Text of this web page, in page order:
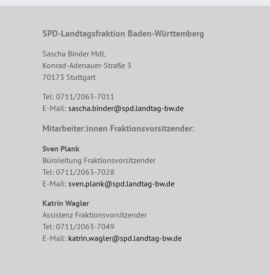
SPD-Landtagsfraktion Baden-Württemberg
Sascha Binder MdL
Konrad-Adenauer-Straße 3
70173 Stuttgart
Tel: 0711/2063-7011
E-Mail: sascha.binder@spd.landtag-bw.de
Mitarbeiter:innen Fraktionsvorsitzender:
Sven Plank
Büroleitung Fraktionsvorsitzender
Tel: 0711/2063-7028
E-Mail: sven.plank@spd.landtag-bw.de
Katrin Wagler
Assistenz Fraktionsvorsitzender
Tel: 0711/2063-7049
E-Mail: katrin.wagler@spd.landtag-bw.de